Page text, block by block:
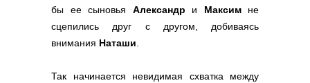
бы ее сыновья Александр и Максим не
сцепились друг с другом, добиваясь
внимания Наташи
Так начинается невидимая схватка между